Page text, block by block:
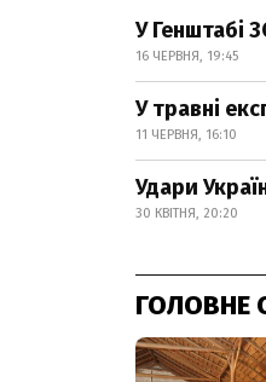
У Генштабі
16 ЧЕРВНЯ, 19:45
У травні
11 ЧЕРВНЯ, 16:10
Удари
30 КВІТНЯ, 20:20
ГОЛОВНЕ